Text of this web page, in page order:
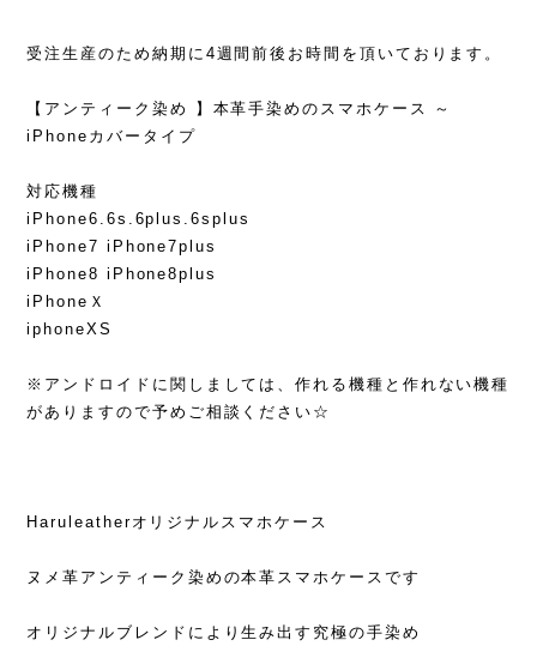
受注生産のため納期に4週間前後お時間を頂いております。
【アンティーク染め 】本革手染めのスマホケース ～
iPhoneカバータイプ
対応機種
iPhone6.6s.6plus.6splus
iPhone7 iPhone7plus
iPhone8 iPhone8plus
iPhoneＸ
iphoneXS
※アンドロイドに関しましては、作れる機種と作れない機種
がありますので予めご相談ください☆
Haruleatherオリジナルスマホケース
ヌメ革アンティーク染めの本革スマホケースです
オリジナルブレンドにより生み出す究極の手染め